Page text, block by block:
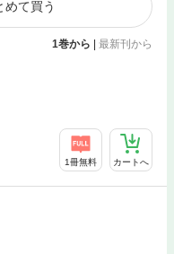
めて買う
1巻から | 最新刊から
1冊無料 カートへ